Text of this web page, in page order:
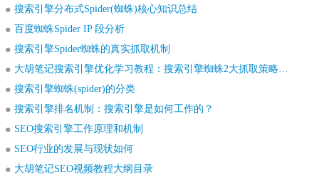
搜索引擎分布式Spider(蜘蛛)核心知识总结
百度蜘蛛Spider IP 段分析
搜索引擎Spider蜘蛛的真实抓取机制
大胡笔记搜索引擎优化学习教程：搜索引擎蜘蛛2大抓取策略详解
搜索引擎蜘蛛(spider)的分类
搜索引擎排名机制：搜索引擎是如何工作的？
SEO搜索引擎工作原理和机制
SEO行业的发展与现状如何
大胡笔记SEO视频教程大纲目录